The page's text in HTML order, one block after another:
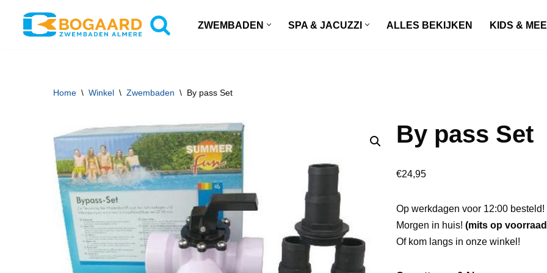
ZWEMBADEN SPA & JACUZZI ALLES BEKIJKEN KIDS &
Home \ Winkel \ Zwembaden \ By pass Set
By pass Set
€24,95
Op werkdagen voor 12:00 besteld!
Morgen in huis! (mits op
Of kom langs in onze winkel!